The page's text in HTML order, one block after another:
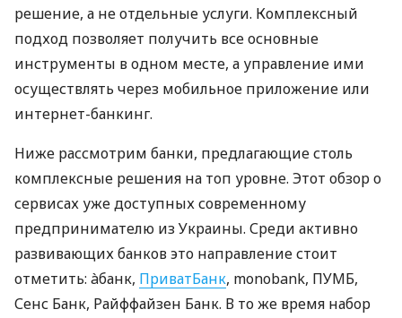
решение, а не отдельные услуги. Комплексный
подход позволяет получить все основные
инструменты в одном месте, а управление ими
осуществлять через мобильное приложение или
интернет-банкинг.
Ниже рассмотрим банки, предлагающие столь
комплексные решения на топ уровне. Этот обзор о
сервисах уже доступных современному
предпринимателю из Украины. Среди активно
развивающих банков это направление стоит
отметить: àбанк, ПриватБанк, monobank, ПУМБ,
Сенс Банк, Райффайзен Банк. В то же время набор